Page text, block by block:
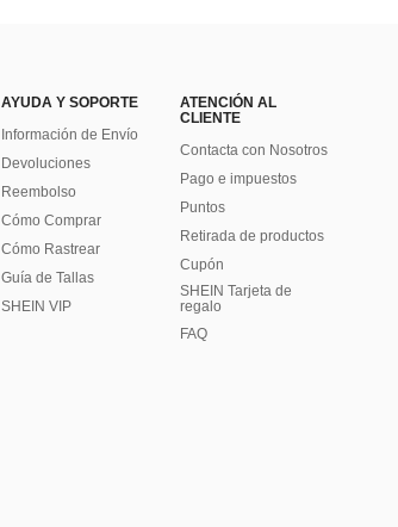
AYUDA Y SOPORTE
Información de Envío
Devoluciones
Reembolso
Cómo Comprar
Cómo Rastrear
Guía de Tallas
SHEIN VIP
ATENCIÓN AL
CLIENTE
Contacta con Nosotros
Pago e impuestos
Puntos
Retirada de productos
Cupón
SHEIN Tarjeta de
regalo
FAQ